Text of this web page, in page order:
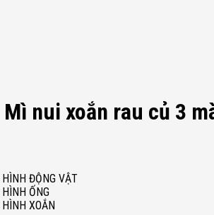
nui xoắn rau củ 3
HÌNH ĐỘNG VẬT
HÌNH ỐNG
HÌNH XOẮN